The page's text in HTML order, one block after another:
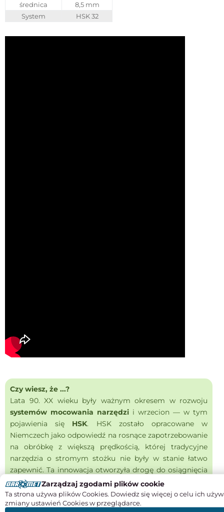
średnica
8,5 mm
System
HSK 32
Czy wiesz, że ...?
Lata 90. XX wieku były ważnym okresem w rozwoju
systemów mocowania narzędzi i wrzecion — w tym
pojawienia się HSK. HSK zostało opracowane w
Niemczech jako odpowiedź na rosnące zapotrzebowanie
na obróbkę z większą prędkością, której tradycyjne
narzędzia o stromym stożku nie były w stanie łatwo
zapewnić. Ta innowacja otworzyła drogę do osiągnięcia
prędkości, które wcześniej były niemożliwe; obecnie w
niektórych zastosowaniach mikroobróbki osiągane są
prędkości przekraczające 50 000 obr./min.
Zarządzaj zgodami plików cookie
Ta strona używa plików Cookies. Dowiedz się więcej o celu ich
zmiany ustawień Cookies w przeglądarce.